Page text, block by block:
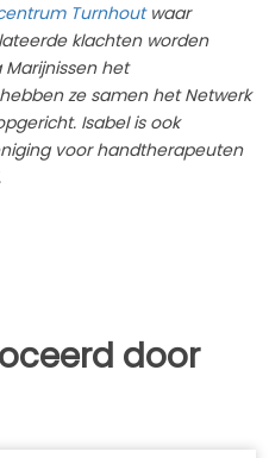
Turnhoutwaar
klachten worden
Marijnissen het
ze samen het Netwerk
Isabel is ook
voor handtherapeuten
door